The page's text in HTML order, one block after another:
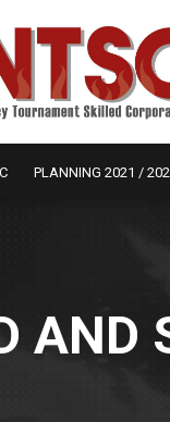
PLANNING 2021 /
AND